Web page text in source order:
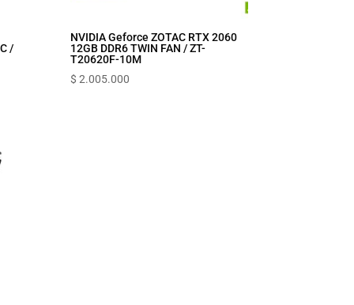
/
NVIDIA Geforce ZOTAC RTX 2060
12GB DDR6 TWIN FAN / ZT-
T20620F-10M
$ 2.005.000